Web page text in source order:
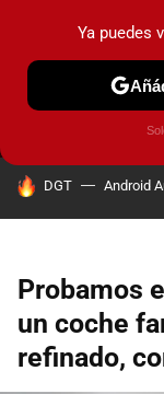
MENÚ
HOY SE HABLA DE
DGT Android
Probamos
un coche
refinado,
Ya puedes